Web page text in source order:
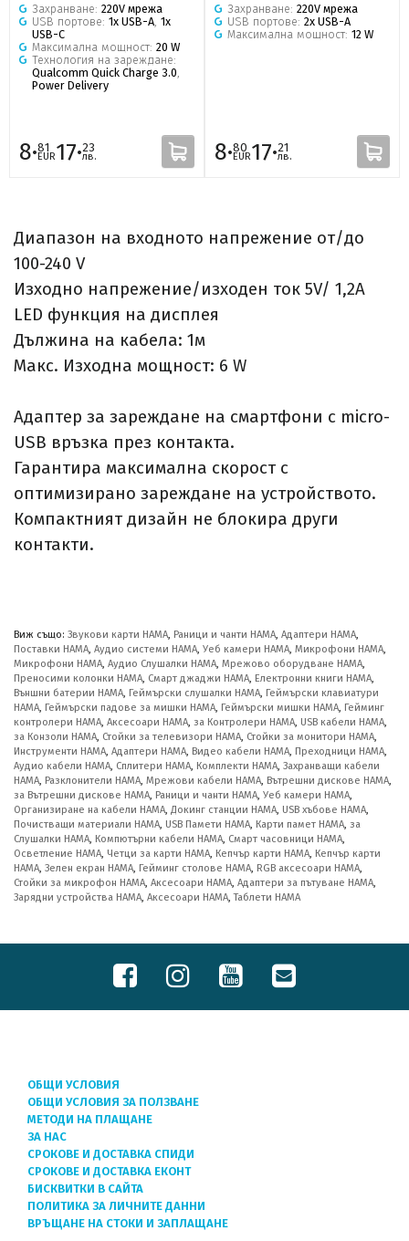
Захранване: 220V мрежа
USB портове: 1x USB-A 1x
USB-C
Максимална мощност: 20 W
Технология на зареждане:
Qualcomm Quick Charge 3.0
Power Delivery
8·81
EUR17·23
лв.
Захранване: 220V мрежа
USB портове: 2x USB-A
Максимална мощност: 12 W
8·80
EUR17·21
лв.
Диапазон на входното напрежение от/до
100-240 V
Изходно напрежение/изходен ток 5V/ 1,2A
LED функция на дисплея
Дължина на кабела: 1м
Макс. Изходна мощност: 6 W
Адаптер за зареждане на смартфони с micro-
USB връзка през контакта.
Гарантира максимална скорост с
оптимизирано зареждане на устройството.
Компактният дизайн не блокира други
контакти.
Виж също: Звукови карти HAMA, Раници и чанти HAMA, Адаптери HAMA,
Поставки HAMA, Аудио системи HAMA, Уеб камери HAMA, Микрофони HAMA,
Микрофони HAMA, Аудио Слушалки HAMA, Мрежово оборудване HAMA,
Преносими колонки HAMA, Смарт джаджи HAMA, Електронни книги HAMA,
Външни батерии HAMA, Геймърски слушалки HAMA, Геймърски клавиатури
HAMA, Геймърски падове за мишки HAMA, Геймърски мишки HAMA, Гейминг
контролери HAMA, Аксесоари HAMA, за Контролери HAMA, USB кабели HAMA,
за Конзоли HAMA, Стойки за телевизори HAMA, Стойки за монитори HAMA,
Инструменти HAMA, Адаптери HAMA, Видео кабели HAMA, Преходници HAMA,
Аудио кабели HAMA, Сплитери HAMA, Комплекти HAMA, Захранващи кабели
HAMA, Разклонители HAMA, Мрежови кабели HAMA, Вътрешни дискове HAMA,
за Вътрешни дискове HAMA, Раници и чанти HAMA, Уеб камери HAMA,
Организиране на кабели HAMA, Докинг станции HAMA, USB хъбове HAMA,
Почистващи материали HAMA, USB Памети HAMA, Карти памет HAMA, за
Слушалки HAMA, Компютърни кабели HAMA, Смарт часовници HAMA,
Осветление HAMA, Четци за карти HAMA, Кепчър карти HAMA, Кепчър карти
HAMA, Зелен екран HAMA, Гейминг столове HAMA, RGB аксесоари HAMA,
Стойки за микрофон HAMA, Аксесоари HAMA, Адаптери за пътуване HAMA,
Зарядни устройства HAMA, Аксесоари HAMA,Таблети HAMA
ОБЩИ УСЛОВИЯ
ОБЩИ УСЛОВИЯ ЗА ПОЛЗВАНЕ
МЕТОДИ НА ПЛАЩАНЕ
ЗА НАС
СРОКОВЕ И ДОСТАВКА СПИДИ
СРОКОВЕ И ДОСТАВКА ЕКОНТ
БИСКВИТКИ В САЙТА
ПОЛИТИКА ЗА ЛИЧНИТЕ ДАННИ
ВРЪЩАНЕ НА СТОКИ И ЗАПЛАЩАНЕ